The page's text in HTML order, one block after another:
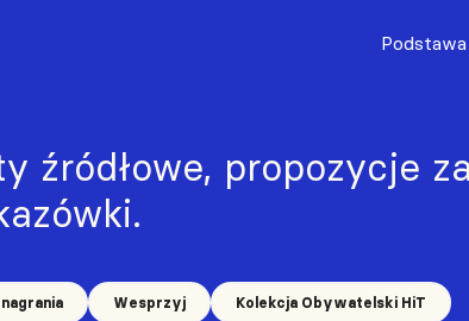
źródłowe, propozycje
Wesprzyj Kolekcja Obywatelski HiT